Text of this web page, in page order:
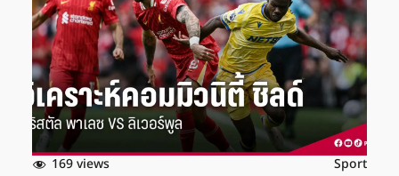
169 views Sport